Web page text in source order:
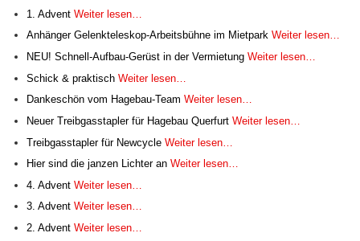
1. Advent Weiter lesen…
Anhänger Gelenkteleskop-Arbeitsbühne im Mietpark Weiter lesen…
NEU! Schnell-Aufbau-Gerüst in der Vermietung Weiter lesen…
Schick & praktisch Weiter lesen…
Dankeschön vom Hagebau-Team Weiter lesen…
Neuer Treibgasstapler für Hagebau Querfurt Weiter lesen…
Treibgasstapler für Newcycle Weiter lesen…
Hier sind die janzen Lichter an Weiter lesen…
4. Advent Weiter lesen…
3. Advent Weiter lesen…
2. Advent Weiter lesen…